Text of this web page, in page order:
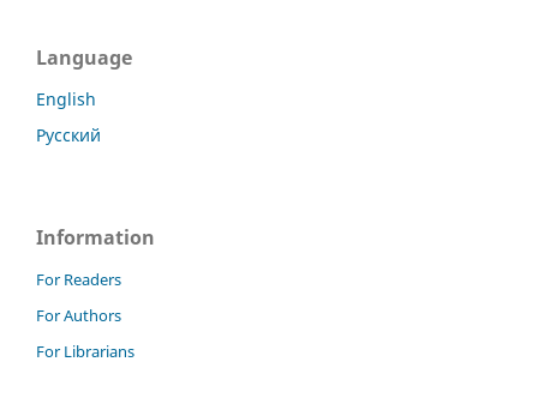
Language
English
Русский
Information
For Readers
For Authors
For Librarians